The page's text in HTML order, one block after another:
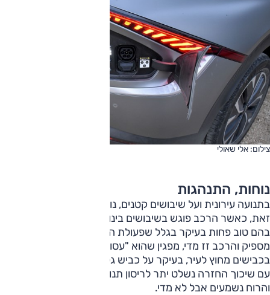
צילום: אלי שאולי
נוחות, התנהגות
בתנועה עירונית ועל שיבושים קטנים, נוחות הנסיעה טובה. עם
זאת, כאשר הרכב פוגש בשיבושים בינוניים וגדולים הוא מטפל
בהם טוב פחות בעיקר בגלל שפעולת הבולמים אינה מרוסנת
מספיק והרכב זז מדי, מפגין שהוא "עסוק", ויש לכך ביטוי גם
בכבישים מחוץ לעיר, בעיקר על כביש גלי; היינו שמחים בבולמים
עם שיכוך החזרה נשלט יתר לריסון תנועת מרכב. רעשי הכביש
והרוח נשמעים אבל לא מדי.